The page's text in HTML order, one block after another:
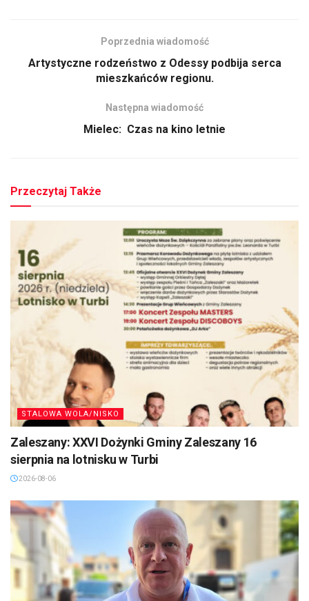
Poprzednia wiadomość
Artystyczne rodzeństwo z Odessy podbija serca
mieszkańców regionu.
Następna wiadomość
Mielec: Czas na kino letnie
Przeczytaj Także
STALOWA WOLA/NISKO
Zaleszany: XXVI Dożynki Gminy Zaleszany 16
sierpnia na lotnisku w Turbi
2026-08-06